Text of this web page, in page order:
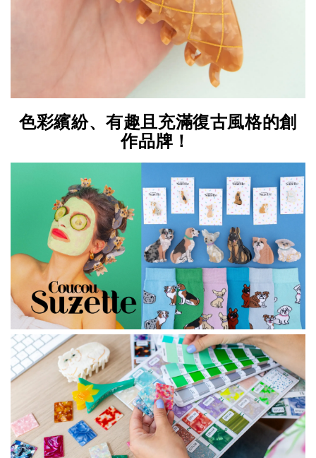
色彩繽紛、有趣且充滿復古風格的創
作品牌！